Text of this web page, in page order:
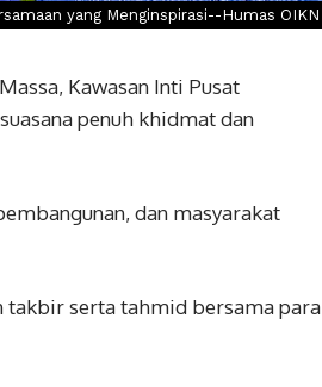
yang Menginspirasi--Humas OIKN
Kawasan Inti Pusat
penuh khidmat dan
dan masyarakat
takbir serta tahmid bersama para